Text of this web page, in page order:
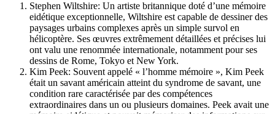
Stephen Wiltshire: Un artiste britannique doté d’une mémoire
eidétique exceptionnelle, Wiltshire est capable de dessiner des
paysages urbains complexes après un simple survol en
hélicoptère. Ses œuvres extrêmement détaillées et précises lui
ont valu une renommée internationale, notamment pour ses
dessins de Rome, Tokyo et New York.
Kim Peek: Souvent appelé « l’homme mémoire », Kim Peek
était un savant américain atteint du syndrome de savant, une
condition rare caractérisée par des compétences
extraordinaires dans un ou plusieurs domaines. Peek avait une